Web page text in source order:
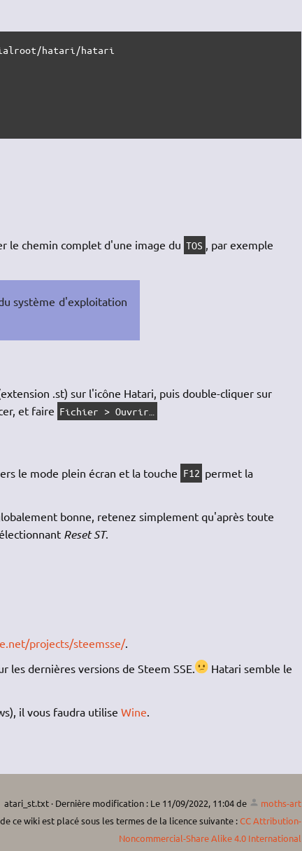
hatari/hatari
le chemin complet d'une image du TOS , par exemple
système d'exploitation
.st) sur l'icône Hatari, puis double-cliquer sur
et faire Fichier > Ouvrir…
le mode plein écran et la touche F12 permet la
bonne, retenez simplement qu'après toute
Reset ST.
projects/steemsse/.
les dernières versions de Steem SSE.
Hatari semble le
il vous faudra utilise Wine
atari_st.txt· Dernière modification : Le 11/09/2022, 11:04de
moths-art
ce wiki est placé sous les termes de la licence suivante :CC Attribution-
Noncommercial-Share Alike 4.0 International